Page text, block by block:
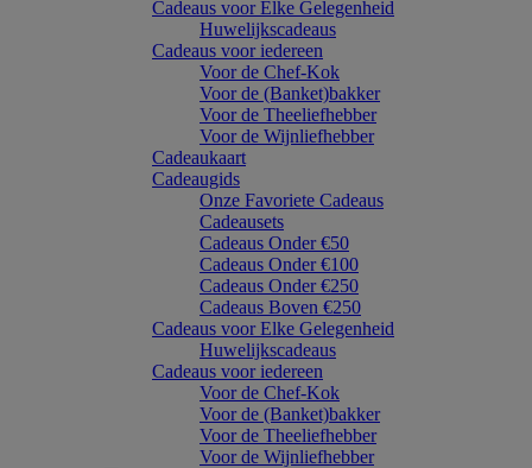
Cadeaus voor Elke Gelegenheid
Huwelijkscadeaus
Cadeaus voor iedereen
Voor de Chef-Kok
Voor de (Banket)bakker
Voor de Theeliefhebber
Voor de Wijnliefhebber
Cadeaukaart
Cadeaugids
Onze Favoriete Cadeaus
Cadeausets
Cadeaus Onder €50
Cadeaus Onder €100
Cadeaus Onder €250
Cadeaus Boven €250
Cadeaus voor Elke Gelegenheid
Huwelijkscadeaus
Cadeaus voor iedereen
Voor de Chef-Kok
Voor de (Banket)bakker
Voor de Theeliefhebber
Voor de Wijnliefhebber